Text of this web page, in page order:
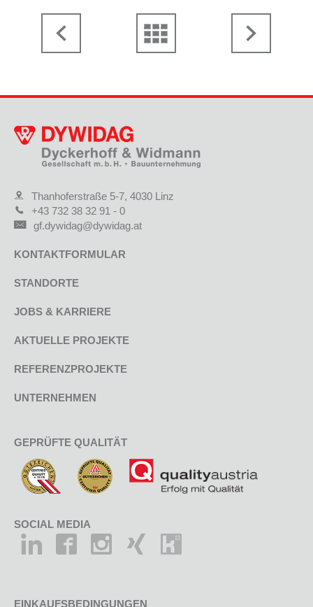
Thanhoferstraße 5-7, 4030 Linz
+43 732 38 32 91 - 0
gf.dywidag@dywidag.at
KONTAKTFORMULAR
STANDORTE
JOBS & KARRIERE
AKTUELLE PROJEKTE
REFERENZPROJEKTE
UNTERNEHMEN
GEPRÜFTE QUALITÄT
SOCIAL MEDIA
EINKAUFSBEDINGUNGEN